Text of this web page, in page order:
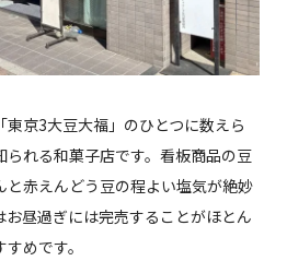
京3大豆大福」のひとつに数えら
れる和菓子店です。看板商品の豆
赤えんどう豆の程よい塩気が絶妙
昼過ぎには完売することがほとん
めです。